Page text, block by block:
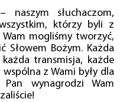
naszym słuchaczom,
którzy byli z
mogliśmy tworzyć,
Słowem Bożym. Każda
transmisja, każde
z Wami były dla
wynagrodzi Wam